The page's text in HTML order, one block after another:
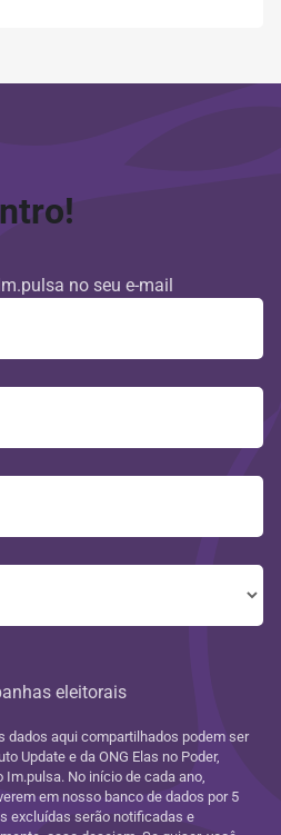
no seu e-mail
eleitorais
dados aqui compartilhados podem ser
Update e da ONG Elas no Poder,
No início de cada ano,
em nosso banco de dados por 5
excluídas serão notificadas e